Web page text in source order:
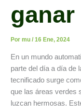
Pormu/16 Ene, 2024
En un mundo
parte del día a día de
tecnificado surge
que las áreas verdes
luzcan hermosas.